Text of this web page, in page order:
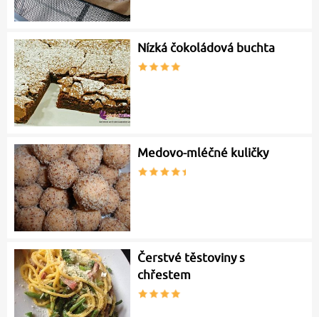
Nízká čokoládová buchta
Medovo-mléčné kuličky
Čerstvé těstoviny s
chřestem